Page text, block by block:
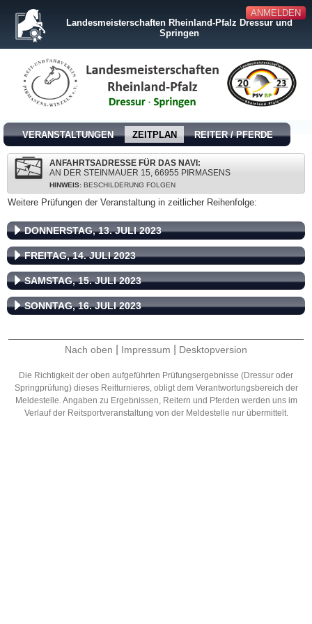
ANMELDEN
Landesmeisterschaften Rheinland-Pfalz Dressur und
Springen
VERANSTALTUNGEN ZEITPLAN REITER / PFERDE
ANFAHRTSADRESSE FÜR DAS NAVI:
AN DER STEINMAUER 15, 66955 PIRMASENS
HINWEIS: BESCHILDERUNG FOLGEN
Weitere Prüfungen der Veranstaltung in zeitlicher Reihenfolge:
DONNERSTAG, 13. JULI 2023
FREITAG, 14. JULI 2023
SAMSTAG, 15. JULI 2023
SONNTAG, 16. JULI 2023
Nach oben Impressum Desktopversion
Die Richtigkeit der oben aufgeführten Prüfungsergebnisse (Dressur oder
Springprüfung) dieses Reitturnieres, obligt dem Verantwortungsbereich der
Meldestelle. Angaben zu Ergebnissen, Reitern und Pferden werden uns im
Verlauf der Reitsportveranstaltung von der Meldestelle nur übermittelt.